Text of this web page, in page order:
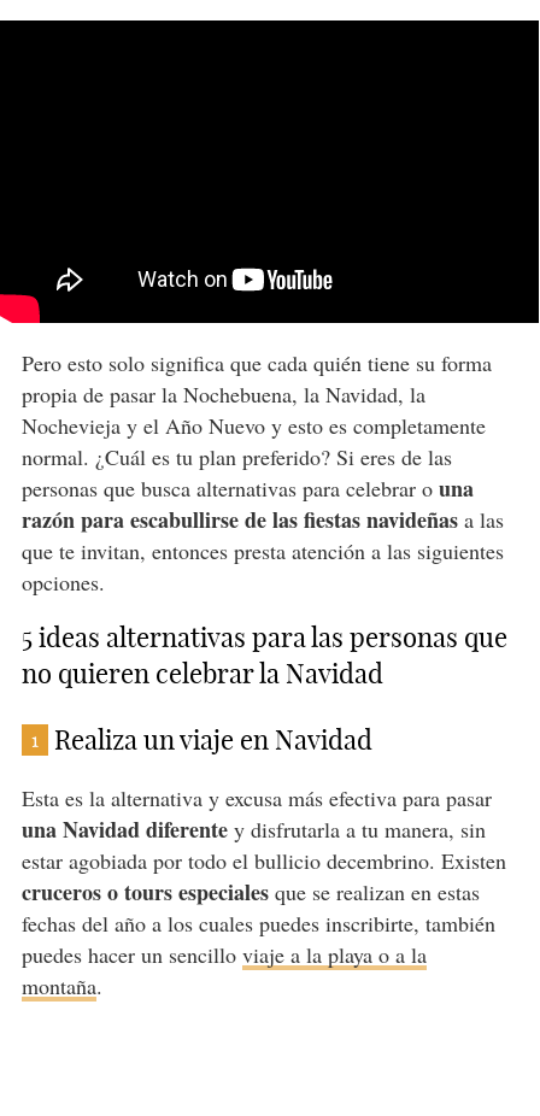
Pero esto solo significa que cada quién tiene su forma
propia de pasar la Nochebuena, la Navidad, la
Nochevieja y el Año Nuevo y esto es completamente
normal. ¿Cuál es tu plan preferido? Si eres de las
personas que busca alternativas para celebrar o una
razón para escabullirse de las fiestas navideñasa las
que te invitan, entonces presta atención a las siguientes
opciones.
5 ideas alternativas para las personas que
no quieren celebrar la Navidad
1 Realiza un viaje en Navidad
Esta es la alternativa y excusa más efectiva para pasar
una Navidad diferentey disfrutarla a tu manera, sin
estar agobiada por todo el bullicio decembrino. Existen
cruceros o tours especialesque se realizan en estas
fechas del año a los cuales puedes inscribirte, también
puedes hacer un sencillo viaje a la playa o a la
montaña.